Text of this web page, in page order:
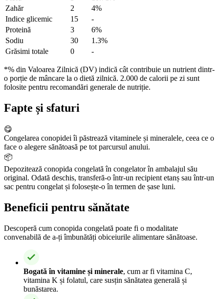
Zahăr
2
4%
Indice glicemic
15
-
Proteină
3
6%
Sodiu
30
1.3%
Grăsimi totale
0 -
*% din Valoarea Zilnică (DV) indică cât contribuie un nutrient dintr-
o porție de mâncare la o dietă zilnică. 2.000 de calorii pe zi sunt
folosite pentru recomandări generale de nutriție.
Fapte și sfaturi
😋
Congelarea conopidei îi păstrează vitaminele și mineralele, ceea ce o
face o alegere sănătoasă pe tot parcursul anului.
📦
Depozitează conopida congelată în congelator în ambalajul său
original. Odată deschis, transferă-o într-un recipient etanș sau într-un
sac pentru congelat și folosește-o în termen de șase luni.
Beneficii pentru sănătate
Descoperă cum conopida congelată poate fi o modalitate
convenabilă de a-ți îmbunătăți obiceiurile alimentare sănătoase.
Bogată în vitamine și minerale, cum ar fi vitamina C,
vitamina K și folatul, care susțin sănătatea generală și
bunăstarea.